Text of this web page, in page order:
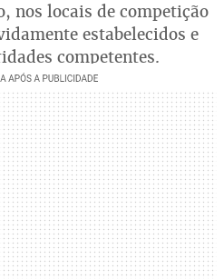
nos locais de competição
estabelecidos e
competentes.